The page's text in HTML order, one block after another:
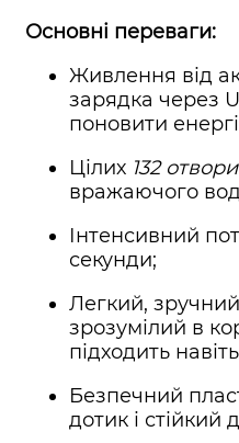
Основні переваги:
Живлення від
зарядка через
поновити
Цілих 132 отвори
вражаючого
Інтенсивний
секунди;
Легкий,
зрозумілий в
підходить
Безпечний
дотик і